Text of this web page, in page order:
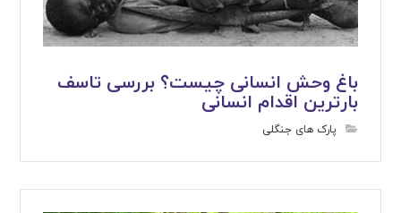
باغ وحش انسانی چیست؟ بررسی تاسف
بارترین اقدام انسانی
پارک های جنگلی